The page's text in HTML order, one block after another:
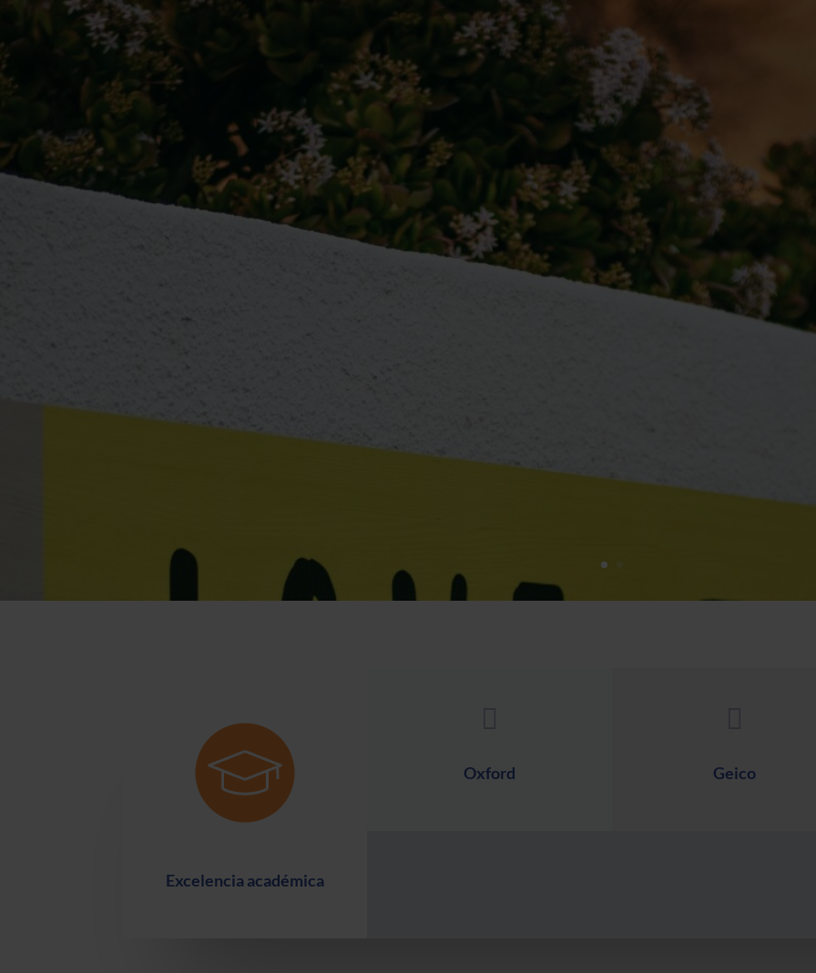
Excelencia académica
Oxford Geico